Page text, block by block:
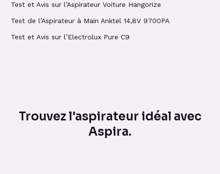
Test et Avis sur l’Aspirateur Voiture Hangorize
Test de l’Aspirateur à Main Anktel 14,8V 9700PA
Test et Avis sur l’Electrolux Pure C9
Trouvez l'aspirateur idéal avec
Aspira.